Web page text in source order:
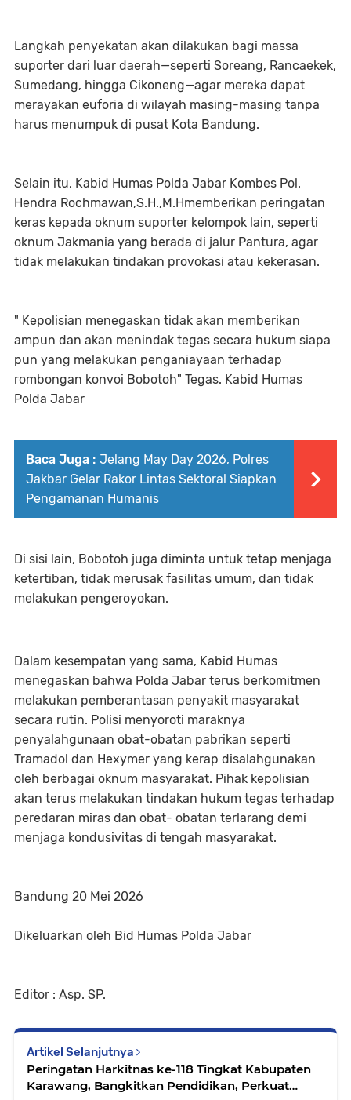
Langkah penyekatan akan dilakukan bagi massa
suporter dari luar daerah—seperti Soreang, Rancaekek,
Sumedang, hingga Cikoneng—agar mereka dapat
merayakan euforia di wilayah masing-masing tanpa
harus menumpuk di pusat Kota Bandung.
Selain itu, Kabid Humas Polda Jabar Kombes Pol.
Hendra Rochmawan,S.H.,M.Hmemberikan peringatan
keras kepada oknum suporter kelompok lain, seperti
oknum Jakmania yang berada di jalur Pantura, agar
tidak melakukan tindakan provokasi atau kekerasan.
" Kepolisian menegaskan tidak akan memberikan
ampun dan akan menindak tegas secara hukum siapa
pun yang melakukan penganiayaan terhadap
rombongan konvoi Bobotoh" Tegas. Kabid Humas
Polda Jabar
Baca Juga : Jelang May Day 2026, Polres
Jakbar Gelar Rakor Lintas Sektoral Siapkan
Pengamanan Humanis
Di sisi lain, Bobotoh juga diminta untuk tetap menjaga
ketertiban, tidak merusak fasilitas umum, dan tidak
melakukan pengeroyokan.
Dalam kesempatan yang sama, Kabid Humas
menegaskan bahwa Polda Jabar terus berkomitmen
melakukan pemberantasan penyakit masyarakat
secara rutin. Polisi menyoroti maraknya
penyalahgunaan obat-obatan pabrikan seperti
Tramadol dan Hexymer yang kerap disalahgunakan
oleh berbagai oknum masyarakat. Pihak kepolisian
akan terus melakukan tindakan hukum tegas terhadap
peredaran miras dan obat- obatan terlarang demi
menjaga kondusivitas di tengah masyarakat.
Bandung 20 Mei 2026
Dikeluarkan oleh Bid Humas Polda Jabar
Editor : Asp. SP.
Artikel Selanjutnya
Peringatan Harkitnas ke-118 Tingkat Kabupaten
Karawang, Bangkitkan Pendidikan, Perkuat